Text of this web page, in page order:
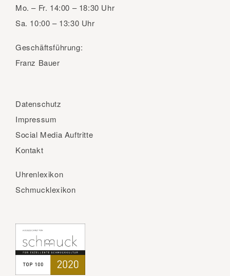
Mo. – Fr. 14:00 – 18:30 Uhr
Sa. 10:00 – 13:30 Uhr
Geschäftsführung:
Franz Bauer
Datenschutz
Impressum
Social Media Auftritte
Kontakt
Uhrenlexikon
Schmucklexikon